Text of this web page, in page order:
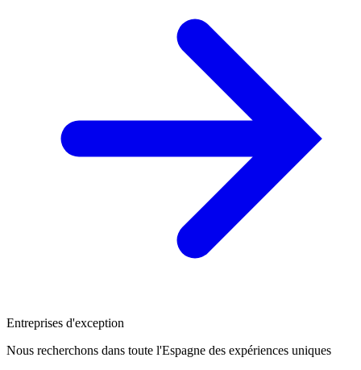
Entreprises d'exception
Nous recherchons dans toute l'Espagne des expériences uniques